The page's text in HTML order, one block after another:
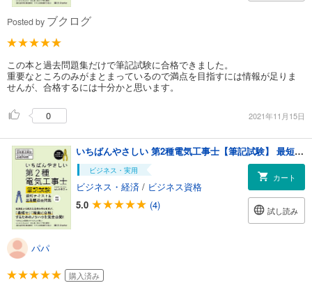
Posted by ブクログ
この本と過去問題集だけで筆記試験に合格できました。
重要なところのみがまとまっているので満点を目指すには情報が足りま
せんが、合格するには十分かと思います。
0 2021年11月15日
いちばんやさしい 第2種電気工事士【筆記試験】 最短テキスト＆出る順過去問集 改訂新版
ビジネス・実用
ビジネス・経済 / ビジネス資格
5.0
(4)
カート
試し読み
パパ
購入済み